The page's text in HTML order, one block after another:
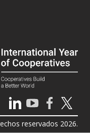
reservados 2026.